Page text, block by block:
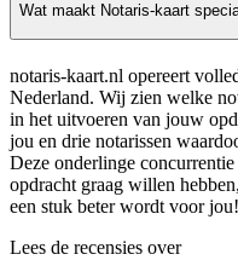
Wat maakt Notaris-kaart
notaris-kaart.nl opereert
Nederland. Wij zien welke
in het uitvoeren van jouw
jou en drie notarissen
Deze onderlinge
opdracht graag willen
een stuk beter wordt voor jou!
Lees de recensies over